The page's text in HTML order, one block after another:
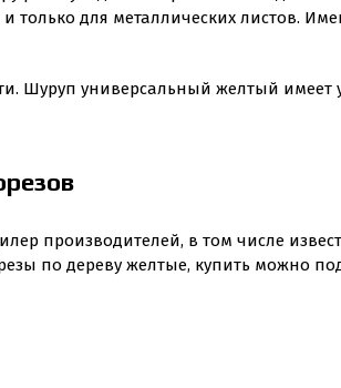
только для металлических листов.
Шуруп универсальный желтый имеет
производителей, в том числе
по дереву желтые, купить можно